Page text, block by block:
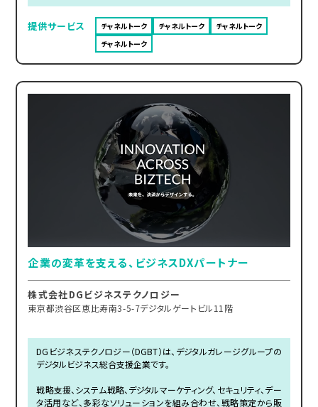
提供サービス チャネルトーク チャネルトーク
チャネルトーク
チャネルトーク
企業の変革を支える、ビジネスDXパートナー
株式会社DGビジネステクノロジー
東京都渋谷区恵比寿南3-5-7デジタルゲートビル11階
DGビジネステクノロジー（DGBT）は、デジタルガレージグループの
デジタルビジネス総合支援企業です。
戦略支援、システム戦略、デジタルマーケティング、セキュリティ、デー
タ活用など、多彩なソリューションを組み合わせ、戦略策定から販